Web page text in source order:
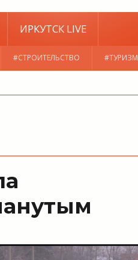
ИРКУТСК LIVE
#СТРОИТЕЛЬСТВО #ТУРИЗМ